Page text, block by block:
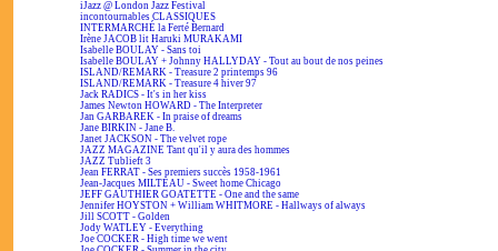
iJazz @ London Jazz Festival
incontournables CLASSIQUES
INTERMARCHÉ la Ferté Bernard
Irène JACOB lit Haruki MURAKAMI
Isabelle BOULAY - Sans toi
Isabelle BOULAY + Johnny HALLYDAY - Tout au bout de nos peines
ISLAND/REMARK - Treasure 2 printemps 96
ISLAND/REMARK - Treasure 4 hiver 97
Jack RADICS - It's in her kiss
James Newton HOWARD - The Interpreter
Jan GARBAREK - In praise of dreams
Jane BIRKIN - Jane B.
Janet JACKSON - The velvet rope
JAZZ MAGAZINE Tant qu'il y aura des hommes
JAZZ Tublieft 3
Jean FERRAT - Ses premiers succès 1958-1961
Jean-Jacques MILTEAU - Sweet home Chicago
JEFF GAUTHIER GOATETTE - One and the same
Jennifer HOYSTON + William WHITMORE - Hallways of always
Jill SCOTT - Golden
Jody WATLEY - Everything
Joe COCKER - High time we went